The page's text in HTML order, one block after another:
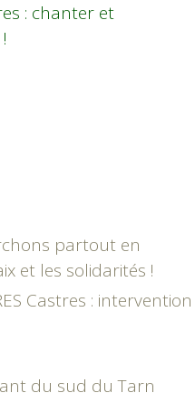
: chanter et
partout en
et les solidarités !
Castres : intervention
du sud du Tarn